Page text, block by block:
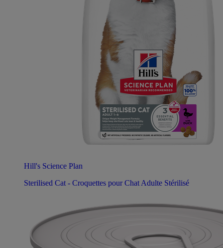
Hill's Science Plan
Sterilised Cat - Croquettes pour Chat Adulte Stérilisé